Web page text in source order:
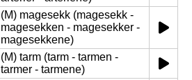
(M) magesekk (magesekk -
magesekken - magesekker -
magesekkene)
(M) tarm (tarm - tarmen -
tarmer - tarmene)